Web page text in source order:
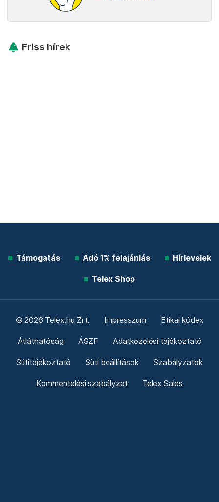
Friss hírek
Támogatás Adó 1% felajánlás Hírlevelek
Telex Shop
© 2026 Telex.hu Zrt. Impresszum Etikai kódex
Átláthatóság ÁSZF Adatkezelési tájékoztató
Sütitájékoztató Süti beállítások Szabályzatok
Kommentelési szabályzat Telex Sales